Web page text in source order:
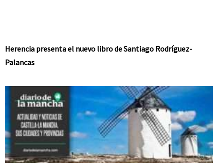
Herencia presenta el nuevo libro de Santiago Rodríguez-
Palancas